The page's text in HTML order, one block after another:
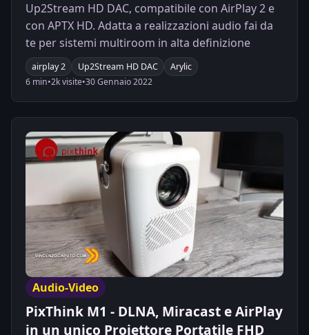
Up2Stream HD DAC, compatibile con AirPlay 2 e
con APTX HD. Adatta a realizzazioni audio fai da
te per sistemi multiroom in alta definizione
airplay 2 Up2Stream HD DAC
Arylic
6 min•2k visite•30 Gennaio 2022
Audio-Video
PixThink M1 - DLNA, Miracast e AirPlay
in un unico Proiettore Portatile FHD